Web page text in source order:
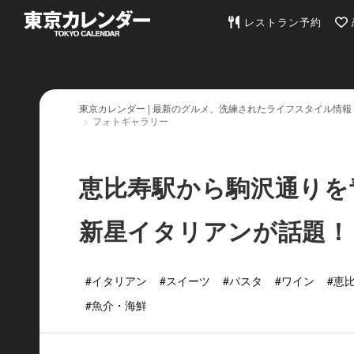
東京カレンダー | 最新
レストラン予約
東京カレンダー | 最新のグルメ、洗練されたライフスタイル情報
フォトギャラリー
恵比寿駅から駒沢通り
新星イタリアンが話題！
#イタリアン #スイーツ #パスタ #ワイン
#恵
#魚介・海鮮